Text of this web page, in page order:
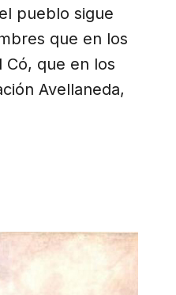
pueblo sigue
que en los
Có, que en los
Avellaneda,